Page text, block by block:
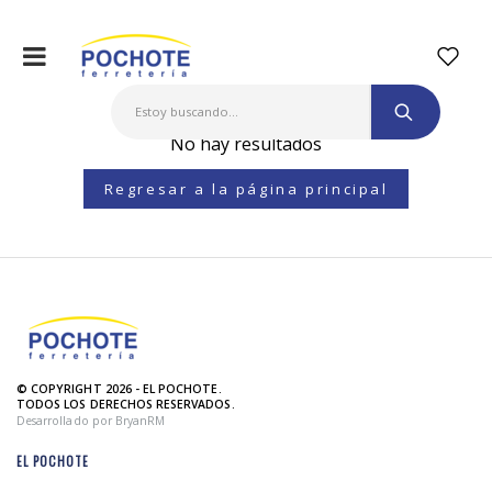
No hay resultados
Regresar a la página principal
© COPYRIGHT 2026 - EL POCHOTE.
TODOS LOS DERECHOS RESERVADOS.
Desarrollado por BryanRM
EL POCHOTE